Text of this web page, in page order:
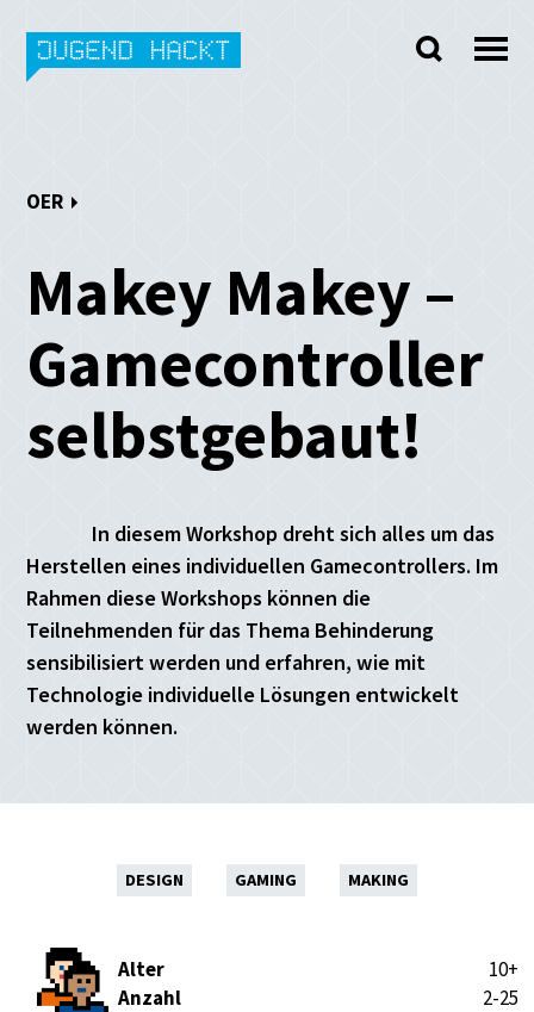
Skip
to
OER
Makey Makey –
Gamecontroller
selbstgebaut!
In diesem Workshop dreht sich alles um das
Herstellen eines individuellen Gamecontrollers. Im
Rahmen diese Workshops können die
Teilnehmenden für das Thema Behinderung
sensibilisiert werden und erfahren, wie mit
Technologie individuelle Lösungen entwickelt
werden können.
DESIGN GAMING MAKING
Alter
10+
Anzahl
2-25